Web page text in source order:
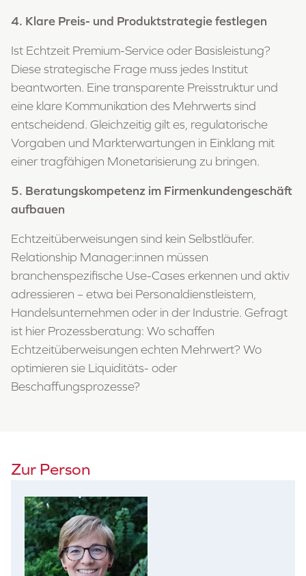
4. Klare Preis- und Produktstrategie festlegen
Ist Echtzeit Premium-Service oder Basisleistung?
Diese strategische Frage muss jedes Institut
beantworten. Eine transparente Preisstruktur und
eine klare Kommunikation des Mehrwerts sind
entscheidend. Gleichzeitig gilt es, regulatorische
Vorgaben und Markterwartungen in Einklang mit
einer tragfähigen Monetarisierung zu bringen.
5. Beratungskompetenz im Firmenkundengeschäft
aufbauen
Echtzeitüberweisungen sind kein Selbstläufer.
Relationship Manager:innen müssen
branchenspezifische Use-Cases erkennen und aktiv
adressieren – etwa bei Personaldienstleistern,
Handelsunternehmen oder in der Industrie. Gefragt
ist hier Prozessberatung: Wo schaffen
Echtzeitüberweisungen echten Mehrwert? Wo
optimieren sie Liquiditäts- oder
Beschaffungsprozesse?
Zur Person